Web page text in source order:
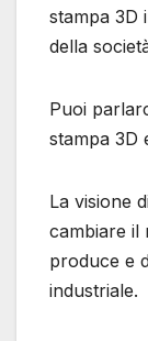
stampa 3D
della
Puoi
stampa 3D
La visione
cambiare il
produce e
industriale.